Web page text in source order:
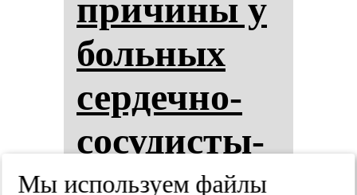
при­чи­ны у
боль­ных
сер­деч­но-
со­су­дис­ты­
ми за­бо­ле­
Мы используем файлы